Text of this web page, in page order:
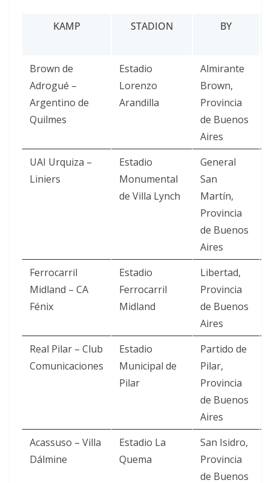
KAMP STADION BY
Brown de
Adrogué –
Argentino de
Quilmes
Estadio
Lorenzo
Arandilla
Almirante
Brown,
Provincia
de Buenos
Aires
UAI Urquiza –
Liniers
Estadio
Monumental
de Villa Lynch
General
San
Martín,
Provincia
de Buenos
Aires
Ferrocarril
Midland – CA
Fénix
Estadio
Ferrocarril
Midland
Libertad,
Provincia
de Buenos
Aires
Real Pilar – Club
Comunicaciones
Estadio
Municipal de
Pilar
Partido de
Pilar,
Provincia
de Buenos
Aires
Acassuso – Villa
Dálmine
Estadio La
Quema
San Isidro,
Provincia
de Buenos